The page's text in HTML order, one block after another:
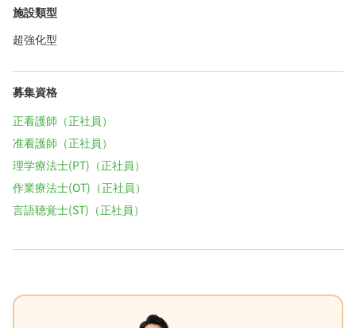
施設類型
超強化型
募集資格
正看護師（正社員）
准看護師（正社員）
理学療法士(PT)（正社員）
作業療法士(OT)（正社員）
言語聴覚士(ST)（正社員）